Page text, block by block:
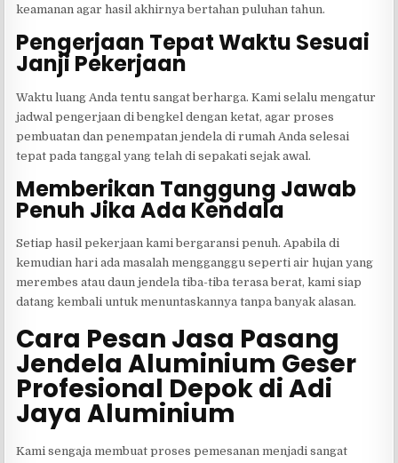
keamanan agar hasil akhirnya bertahan puluhan tahun.
Pengerjaan Tepat Waktu Sesuai
Janji Pekerjaan
Waktu luang Anda tentu sangat berharga. Kami selalu mengatur
jadwal pengerjaan di bengkel dengan ketat, agar proses
pembuatan dan penempatan jendela di rumah Anda selesai
tepat pada tanggal yang telah di sepakati sejak awal.
Memberikan Tanggung Jawab
Penuh Jika Ada Kendala
Setiap hasil pekerjaan kami bergaransi penuh. Apabila di
kemudian hari ada masalah mengganggu seperti air hujan yang
merembes atau daun jendela tiba-tiba terasa berat, kami siap
datang kembali untuk menuntaskannya tanpa banyak alasan.
Cara Pesan Jasa Pasang
Jendela Aluminium Geser
Profesional Depok di Adi
Jaya Aluminium
Kami sengaja membuat proses pemesanan menjadi sangat